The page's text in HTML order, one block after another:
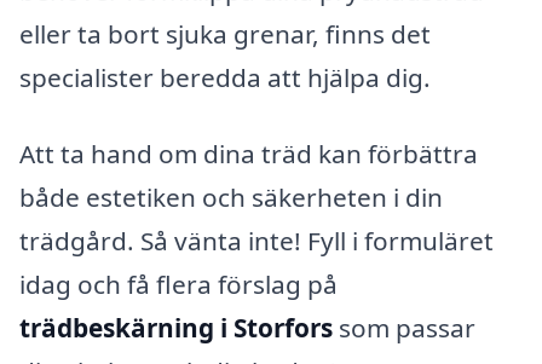
eller ta bort sjuka grenar, finns det
specialister beredda att hjälpa dig.
Att ta hand om dina träd kan förbättra
både estetiken och säkerheten i din
trädgård. Så vänta inte! Fyll i formuläret
idag och få flera förslag på
trädbeskärning i Storfors som passar